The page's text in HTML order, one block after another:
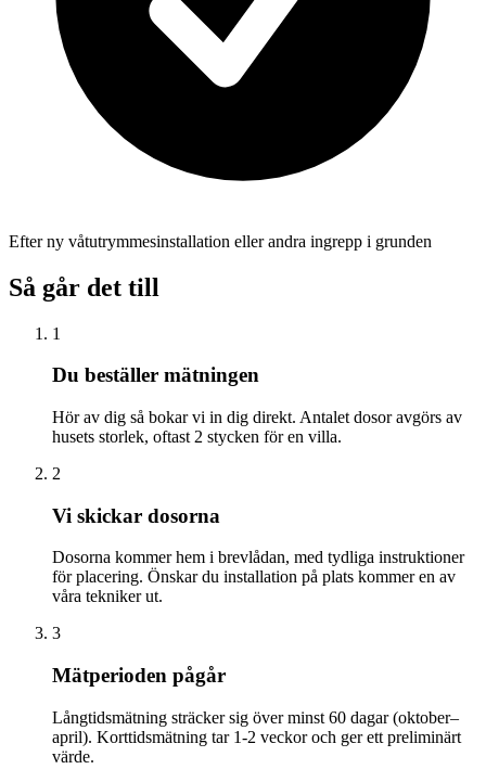
Efter ny våtutrymmesinstallation eller andra ingrepp i grunden
Så går det till
1
Du beställer mätningen
Hör av dig så bokar vi in dig direkt. Antalet dosor avgörs av
husets storlek, oftast 2 stycken för en villa.
2
Vi skickar dosorna
Dosorna kommer hem i brevlådan, med tydliga instruktioner
för placering. Önskar du installation på plats kommer en av
våra tekniker ut.
3
Mätperioden pågår
Långtidsmätning sträcker sig över minst 60 dagar (oktober–
april). Korttidsmätning tar 1-2 veckor och ger ett preliminärt
värde.